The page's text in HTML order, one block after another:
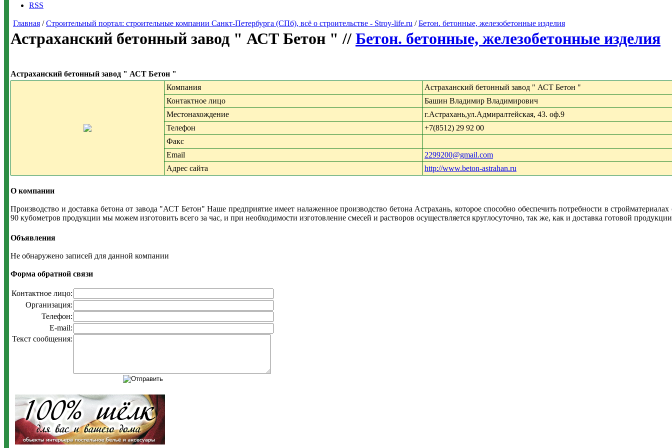
RSS
Главная /Строительный портал: строительные компании Санкт-Петербурга (СПб), всё о строительстве - Stroy-life.ru /Бетон. бетонные, железобетонные изделия
Астраханский бетонный завод " АСТ Бетон " // Бетон. бетонные, железобетонные изделия
Астраханский бетонный завод " АСТ Бетон "
Компания
Астраханский бетонный завод " АСТ Бетон "
Контактное лицо
Башин Владимир Владимирович
Местонахождение
г.Астрахань,ул.Адмиралтейская, 43. оф.9
Телефон
+7(8512) 29 92 00
Факс
Email
2299200@gmail.com
Адрес сайта
http://www.beton-astrahan.ru
О компании
Производство и доставка бетона от завода "АСТ Бетон" Наше предприятие имеет налаженное производство бетона Астрахань, которое способно обеспечить потребности в
90 кубометров продукции мы можем изготовить всего за час, и при необходимости изготовление смесей и растворов осуществляется круглосуточно, так же, как и доставка готовой
Объявления
Не обнаружено записей для данной компании
Форма обратной связи
Контактное лицо:
Организация:
Телефон:
E-mail:
Текст сообщения: